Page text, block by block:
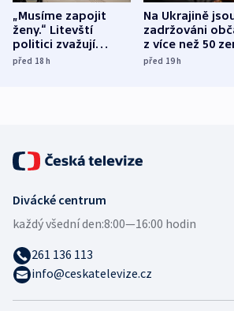
„Musíme zapojit
ženy.“ Litevští
politici zvažují
dohodu o
před 18h
Na Ukrajině
zadržováni
z více než 50
Bojovali na
před 19h
Divácké centrum
každý všední den:8:00—16:00 hodin
261 136 113
info@ceskatelevize.cz